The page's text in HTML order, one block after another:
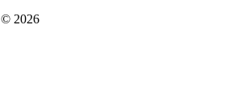
© 2026